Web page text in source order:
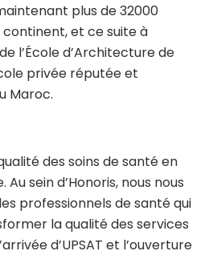
plus de 32000
et ce suite à
l’École d’Architecture de
privée réputée et
Maroc.
des soins de santé en
sein d’Honoris, nous nous
professionnels de santé qui
la qualité des services
d’UPSAT et l’ouverture